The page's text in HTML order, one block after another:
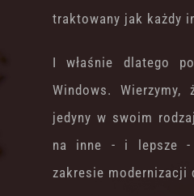
traktowany jak każdy
I właśnie dlatego
Windows.
jedyny w swoim
na inne - i lepsze -
zakresie modernizacji